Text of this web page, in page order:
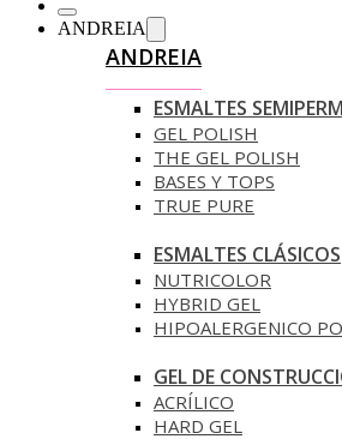
ANDREIA
ANDREIA
ESMALTES
GEL POLISH
THE GEL POLISH
BASES Y‎ TOPS
TRUE PURE
ESMALTES CLÁSICOS
NUTRICOLOR
HYBRID GEL
HIPOALERGENICO
GEL DE
ACRÍLICO
HARD GEL